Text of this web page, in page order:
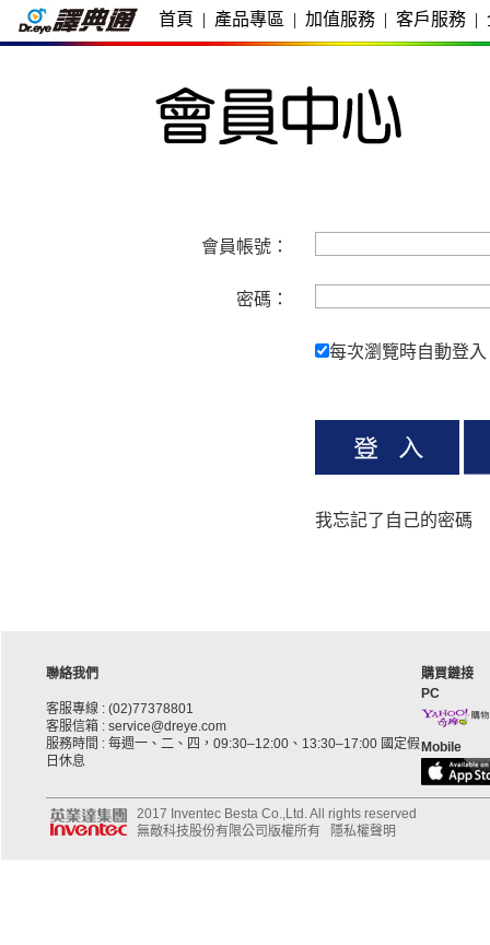
首頁 | 產品專區 | 加值服務 | 客戶服務 |
會員帳號：
密碼：
每次瀏覽時自動登入
我忘記了自己的密碼
聯絡我們
客服專線 : (02)77378801
客服信箱 : service@dreye.com
服務時間 : 每週一、二、四，09:30–12:00、13:30–17:00 國定假
日休息
購買鏈接
PC
Mobile
2017 Inventec Besta Co.,Ltd. All rights reserved
無敵科技股份有限公司版權所有
隱私權聲明